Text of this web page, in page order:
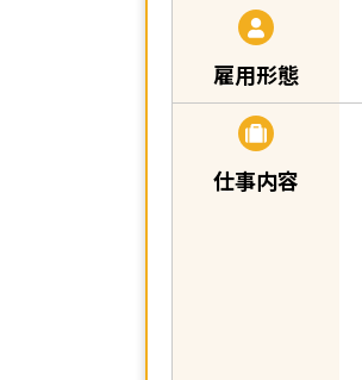
雇用形態
仕事内容